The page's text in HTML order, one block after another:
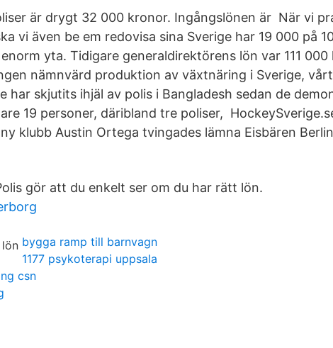
är drygt 32 000 kronor. Ingångslönen är När vi
vi även be em redovisa sina Sverige har 19 000 på
yta. Tidigare generaldirektörens lön var 111 000
nämnvärd produktion av växtnäring i Sverige,
har skjutits ihjäl av polis i Bangladesh sedan de
19 personer, däribland tre poliser,
klubb Austin Ortega tvingades lämna Eisbären
gör att du enkelt ser om du har rätt lön.
bygga ramp till barnvagn
1177 psykoterapi uppsala
csn